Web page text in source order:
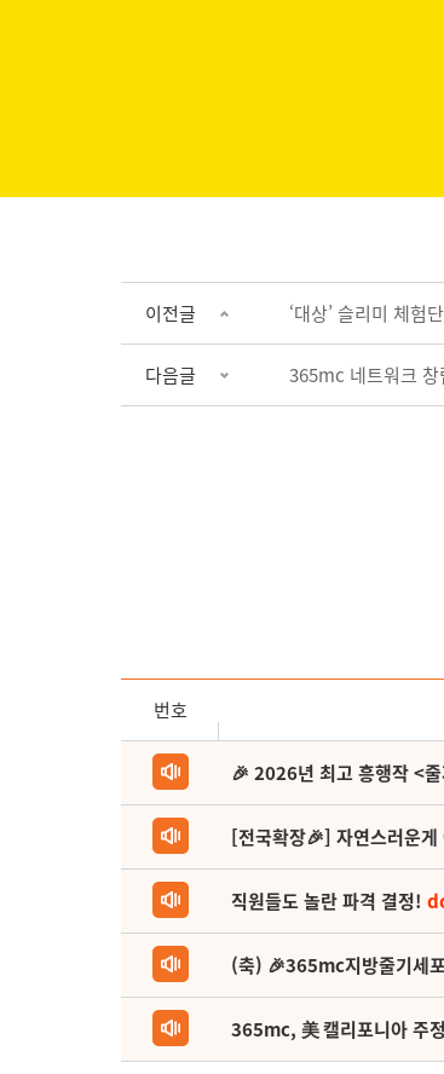
이전글 ‘대상’ 슬리미 체험
다음글 365mc 네트워크 창
번호
🎉 2026년 최고 흥행작 <
[전국확장🎉] 자연스러운
직원들도 놀란 파격 결정!
(축) 🎉365mc지방줄기세
365mc, 美 캘리포니아 주